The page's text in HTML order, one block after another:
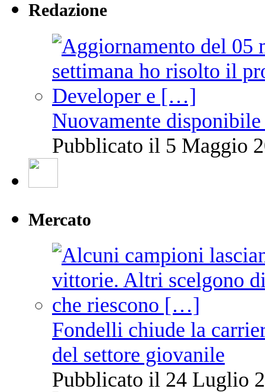
Redazione
Nuovamente
Pubblicato il 5 Maggio
Mercato
Fondelli chiude la
del settore giovanile
Pubblicato il 24 Luglio